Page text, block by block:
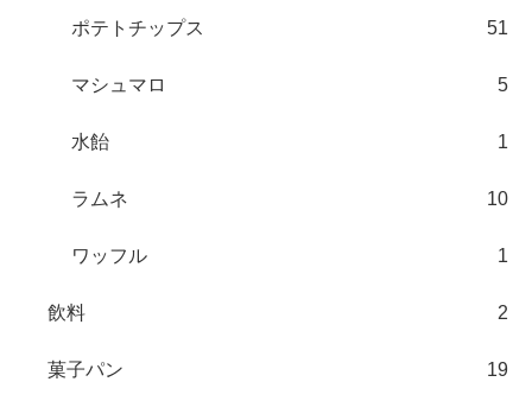
ポテトチップス 51
マシュマロ 5
水飴 1
ラムネ 10
ワッフル 1
飲料 2
菓子パン 19